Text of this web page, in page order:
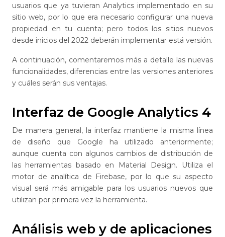
usuarios que ya tuvieran Analytics implementado en su
sitio web, por lo que era necesario configurar una nueva
propiedad en tu cuenta; pero todos los sitios nuevos
desde inicios del 2022 deberán implementar está versión.
A continuación, comentaremos más a detalle las nuevas
funcionalidades, diferencias entre las versiones anteriores
y cuáles serán sus ventajas.
Interfaz de Google Analytics 4
De manera general, la interfaz mantiene la misma línea
de diseño que Google ha utilizado anteriormente;
aunque cuenta con algunos cambios de distribución de
las herramientas basado en Material Design. Utiliza el
motor de analítica de Firebase, por lo que su aspecto
visual será más amigable para los usuarios nuevos que
utilizan por primera vez la herramienta.
Análisis web y de aplicaciones